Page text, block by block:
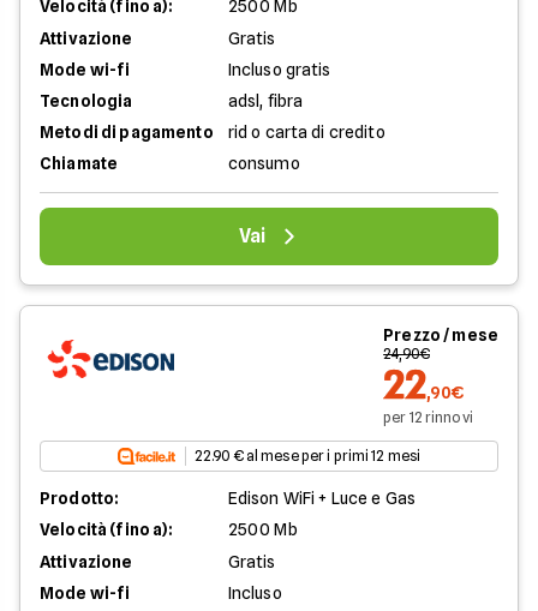
Velocità (fino a):
2500 Mb
Attivazione
Gratis
Mode wi-fi
Incluso gratis
Tecnologia
adsl, fibra
Metodi di pagamento
rid o carta di credito
Chiamate
consumo
Vai
Prezzo / mese
24,90€
22,90€
per 12 rinnovi
22.90 € al mese per i primi 12 mesi
Prodotto:
Edison WiFi + Luce e Gas
Velocità (fino a):
2500 Mb
Attivazione
Gratis
Mode wi-fi
Incluso